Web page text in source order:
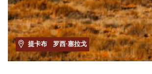
提卡布 罗西·塞拉戈